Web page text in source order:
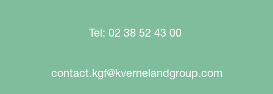
Tel: 02 38 52 43 00
contact.kgf@kvernelandgroup.com